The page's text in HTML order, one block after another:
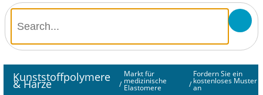
Kunststoffpolymere
& Harze /
Markt für
medizinische
Elastomere /
Fordern Sie ein
kostenloses Muster
an